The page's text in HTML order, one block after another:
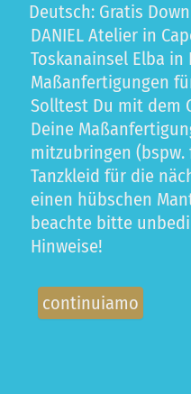
Deutsch: Gratis
DANIEL Atelier in
Toskanainsel Elba
Maßanfertigungen
Solltest Du mit dem
Deine
mitzubringen (bspw.
Tanzkleid für die
einen hübschen
beachte bitte
Hinweise!
continuiamo